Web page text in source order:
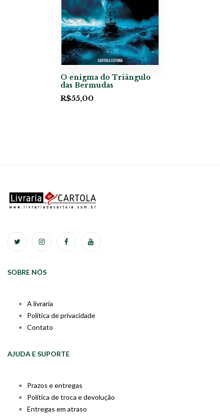
O enigma do Triângulo
das Bermudas
R$55,00
SOBRE NÓS
A livraria
Política de privacidade
Contato
AJUDA E SUPORTE
Prazos e entregas
Política de troca e devolução
Entregas em atraso